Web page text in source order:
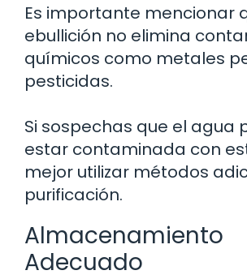
Es importante mencionar
ebullición no elimina
químicos como metales
pesticidas.
Si sospechas que el agua
estar contaminada con
mejor utilizar métodos
purificación.
Almacenamiento
Adecuado